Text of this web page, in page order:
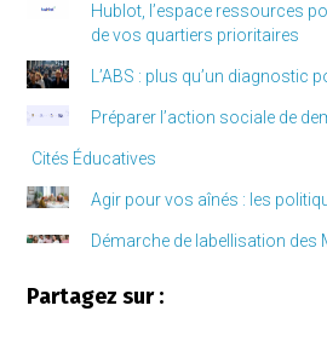
Hublot, l’espace ressources
de vos quartiers prioritaires
L’ABS : plus qu’un diagnostic
Préparer l’action sociale de
Cités Éducatives
Agir pour vos aînés : les
Démarche de labellisation des
Partagez sur :